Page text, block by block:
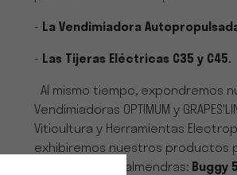
- La Vendimiadora
- Las Tijeras Eléctricas C35 y C45.
Al mismo tiempo, expondremos
Vendimiadoras OPTIMUM y
Viticultura y Herramientas
exhibiremos nuestros productos
de aceitunas y almendras: Buggy